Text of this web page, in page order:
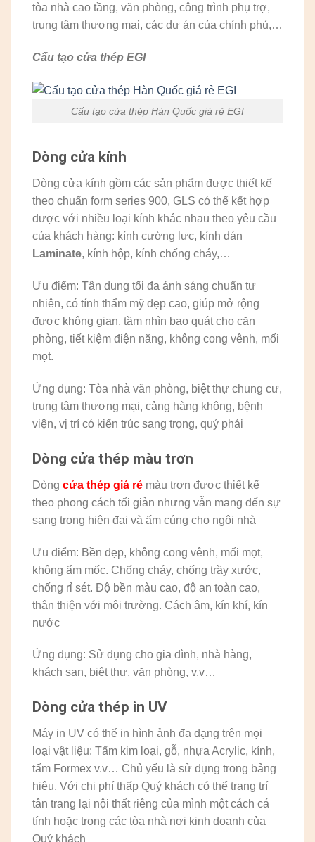
tòa nhà cao tầng, văn phòng, công trình phụ trợ,
trung tâm thương mại, các dự án của chính phủ,…
Cấu tạo cửa thép EGI
Cấu tạo cửa thép Hàn Quốc giá rẻ EGI
Dòng cửa kính
Dòng cửa kính gồm các sản phẩm được thiết kế
theo chuẩn form series 900, GLS có thể kết hợp
được với nhiều loại kính khác nhau theo yêu cầu
của khách hàng: kính cường lực, kính dán
Laminate, kính hộp, kính chống cháy,…
Ưu điểm: Tận dụng tối đa ánh sáng chuẩn tự
nhiên, có tính thẩm mỹ đẹp cao, giúp mở rộng
được không gian, tầm nhìn bao quát cho căn
phòng, tiết kiệm điện năng, không cong vênh, mối
mọt.
Ứng dụng: Tòa nhà văn phòng, biệt thự chung cư,
trung tâm thương mại, cảng hàng không, bệnh
viện, vị trí có kiến trúc sang trọng, quý phái
Dòng cửa thép màu trơn
Dòng cửa thép giá rẻ màu trơn được thiết kế
theo phong cách tối giản nhưng vẫn mang đến sự
sang trọng hiện đại và ấm cúng cho ngôi nhà
Ưu điểm: Bền đẹp, không cong vênh, mối mọt,
không ẩm mốc. Chống cháy, chống trầy xước,
chống rỉ sét. Độ bền màu cao, độ an toàn cao,
thân thiện với môi trường. Cách âm, kín khí, kín
nước
Ứng dụng: Sử dụng cho gia đình, nhà hàng,
khách sạn, biệt thự, văn phòng, v.v…
Dòng cửa thép in UV
Máy in UV có thể in hình ảnh đa dạng trên mọi
loại vật liệu: Tấm kim loại, gỗ, nhựa Acrylic, kính,
tấm Formex v.v… Chủ yếu là sử dụng trong bảng
hiệu. Với chi phí thấp Quý khách có thể trang trí
tân trang lại nội thất riêng của mình một cách cá
tính hoặc trong các tòa nhà nơi kinh doanh của
Quý khách